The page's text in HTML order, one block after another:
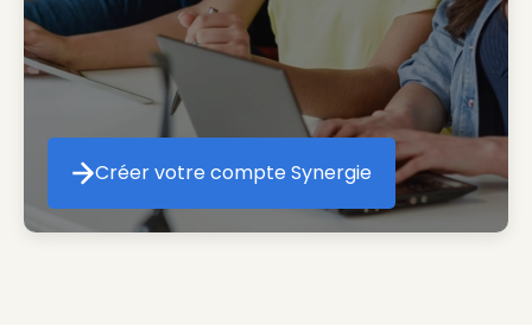
Créer votre compte Synergie
Créer votre compte Synergie